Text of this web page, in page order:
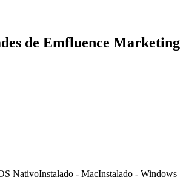
de Emfluence Marketing
NativoInstalado - MacInstalado - Windows